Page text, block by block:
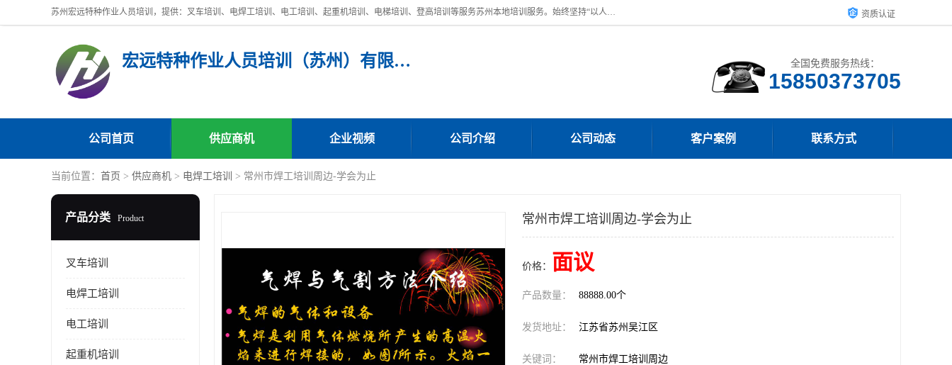
苏州宏远特种作业人员培训，提供：叉车培训、电焊工培训、电工培训、起重机培训、电梯培训、登高培训等服务苏州本地培训服务。始终坚持“以人为本，质量立校”的办学思想，以培养社会应用型人才为己任，明码收费，诚实守信，中途不收任何费用。随到随学，学会为止，一期未学会者免费再学，直到学会为止。 资质认证
宏远特种作业人员培训（苏州）有限公司 全国免费服务热线：
15850373705
公司首页 供应商机 企业视频 公司介绍 公司动态 客户案例 联系方式
当前位置： 首页 > 供应商机 > 电焊工培训 > 常州市焊工培训周边-学会为止
产品分类 Product
叉车培训
电焊工培训
电工培训
起重机培训
常州市焊工培训周边-学会为止
价格： 面议
产品数量： 88888.00个
发货地址： 江苏省苏州吴江区
关键词： 常州市焊工培训周边